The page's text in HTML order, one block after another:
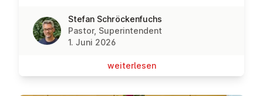
lieben“ ist jedoch eine ungewöhnliche
Formulierung. Wobei: ist Liebe nicht
eigentlich immer kühn?Wer liebt, geht ein
öffnen, den Schutzmantel abzulegen, sich
Stefan Schröckenfuchs
Pastor, Superintendent
1. Juni 2026
wei­ter­le­sen